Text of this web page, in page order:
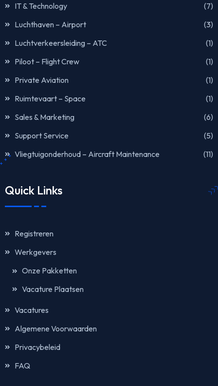
IT & Technology
(7)
Luchthaven – Airport
(3)
Luchtverkeersleiding – ATC
(1)
Piloot – Flight Crew
(1)
Private Aviation
(1)
Ruimtevaart – Space
(1)
Sales & Marketing
(6)
Support Service
(5)
Vliegtuigonderhoud – Aircraft Maintenance
(11)
Quick Links
Registreren
Werkgevers
Onze Pakketten
Vacature Plaatsen
Vacatures
Algemene Voorwaarden
Privacybeleid
FAQ